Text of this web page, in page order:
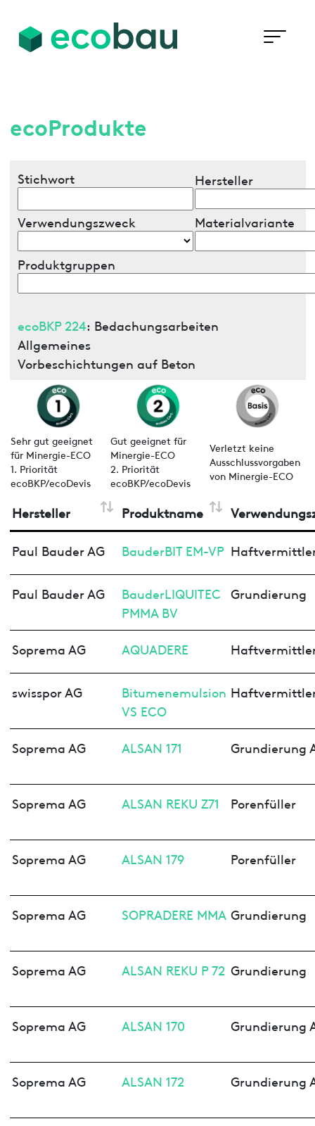
ecoProdukte
Stichwort Hersteller
Verwendungszweck Materialvariante
Produktgruppen
ecoBKP 224: Bedachungsarbeiten
Allgemeines
Vorbeschichtungen auf Beton
Sehr gut geeignet
für Minergie-ECO
1. Priorität
ecoBKP/ecoDevis
Gut geeignet für
Minergie-ECO
2. Priorität
ecoBKP/ecoDevis
Verletzt keine
Ausschlussvorgaben
von Minergie-ECO
Hersteller Produktname
Paul Bauder AG BauderBIT EM-VP
Paul Bauder AG
BauderLIQUITEC
PMMA BV
Grundierung
Soprema AG AQUADERE
swisspor AG
Bitumenemulsion
VS ECO
Soprema AG ALSAN 171 Grundierung
Soprema AG ALSAN REKU Z71 Porenfüller
Soprema AG ALSAN 179 Porenfüller
Soprema AG SOPRADERE MMA Grundierung
Soprema AG ALSAN REKU P 72 Grundierung
Soprema AG ALSAN 170 Grundierung
Soprema AG ALSAN 172 Grundierung